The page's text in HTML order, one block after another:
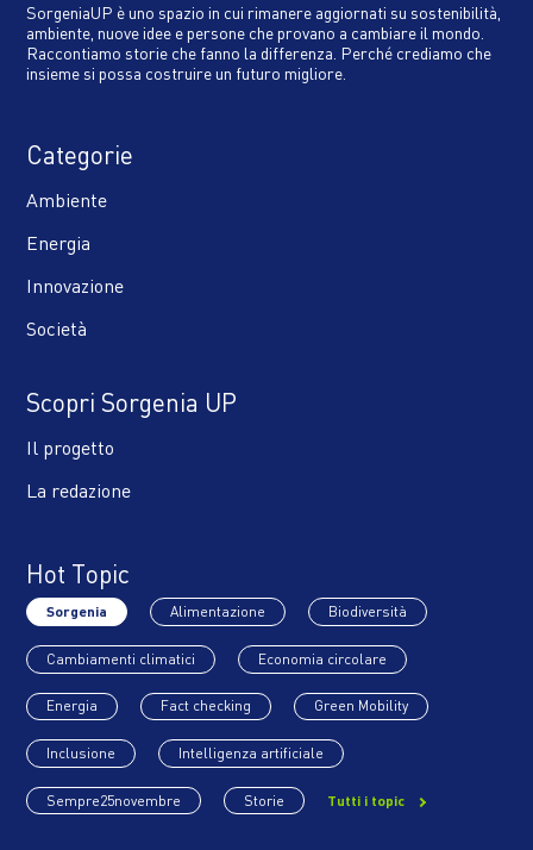
SorgeniaUP è uno spazio in cui rimanere aggiornati su sostenibilità,
ambiente, nuove idee e persone che provano a cambiare il mondo.
Raccontiamo storie che fanno la differenza. Perché crediamo che
insieme si possa costruire un futuro migliore.
Categorie
Ambiente
Energia
Innovazione
Società
Scopri Sorgenia UP
Il progetto
La redazione
Hot Topic
Sorgenia Alimentazione Biodiversità
Cambiamenti climatici Economia circolare
Energia Fact checking Green Mobility
Inclusione Intelligenza artificiale
Sempre25novembre Storie Tutti i topic